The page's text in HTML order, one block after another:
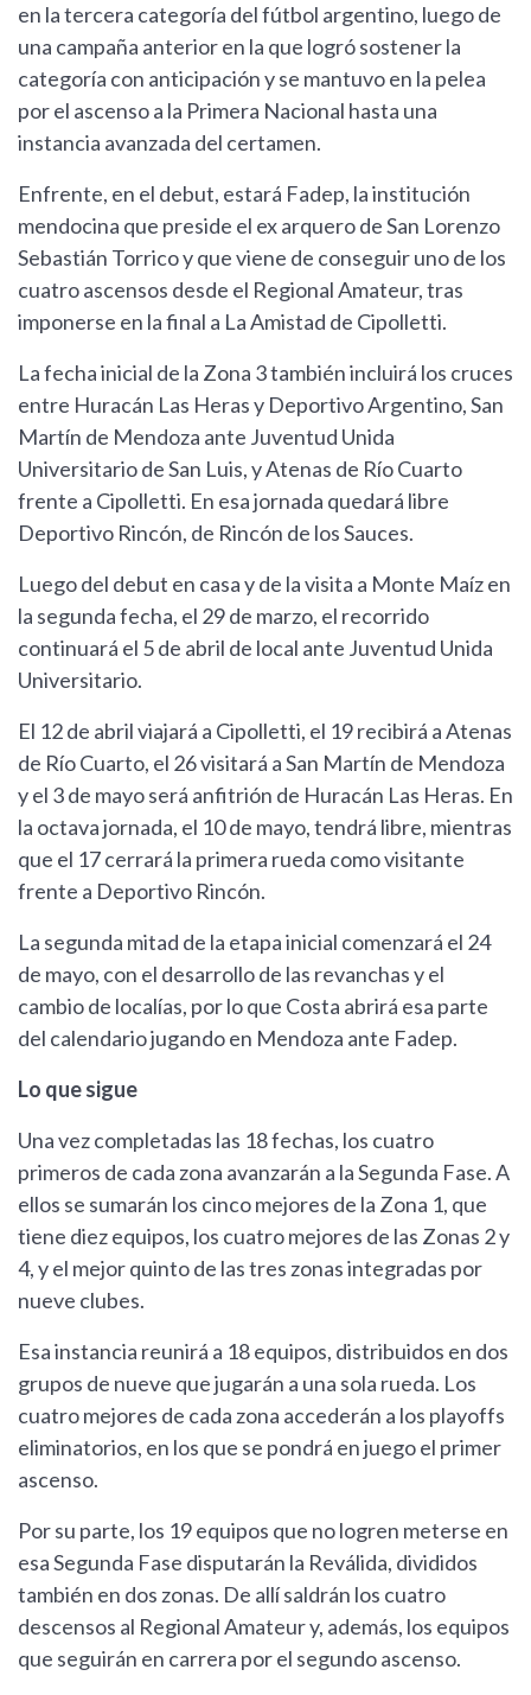
en la tercera categoría del fútbol argentino, luego de
una campaña anterior en la que logró sostener la
categoría con anticipación y se mantuvo en la pelea
por el ascenso a la Primera Nacional hasta una
instancia avanzada del certamen.
Enfrente, en el debut, estará Fadep, la institución
mendocina que preside el ex arquero de San Lorenzo
Sebastián Torrico y que viene de conseguir uno de los
cuatro ascensos desde el Regional Amateur, tras
imponerse en la final a La Amistad de Cipolletti.
La fecha inicial de la Zona 3 también incluirá los cruces
entre Huracán Las Heras y Deportivo Argentino, San
Martín de Mendoza ante Juventud Unida
Universitario de San Luis, y Atenas de Río Cuarto
frente a Cipolletti. En esa jornada quedará libre
Deportivo Rincón, de Rincón de los Sauces.
Luego del debut en casa y de la visita a Monte Maíz en
la segunda fecha, el 29 de marzo, el recorrido
continuará el 5 de abril de local ante Juventud Unida
Universitario.
El 12 de abril viajará a Cipolletti, el 19 recibirá a Atenas
de Río Cuarto, el 26 visitará a San Martín de Mendoza
y el 3 de mayo será anfitrión de Huracán Las Heras. En
la octava jornada, el 10 de mayo, tendrá libre, mientras
que el 17 cerrará la primera rueda como visitante
frente a Deportivo Rincón.
La segunda mitad de la etapa inicial comenzará el 24
de mayo, con el desarrollo de las revanchas y el
cambio de localías, por lo que Costa abrirá esa parte
del calendario jugando en Mendoza ante Fadep.
Lo que sigue
Una vez completadas las 18 fechas, los cuatro
primeros de cada zona avanzarán a la Segunda Fase. A
ellos se sumarán los cinco mejores de la Zona 1, que
tiene diez equipos, los cuatro mejores de las Zonas 2 y
4, y el mejor quinto de las tres zonas integradas por
nueve clubes.
Esa instancia reunirá a 18 equipos, distribuidos en dos
grupos de nueve que jugarán a una sola rueda. Los
cuatro mejores de cada zona accederán a los playoffs
eliminatorios, en los que se pondrá en juego el primer
ascenso.
Por su parte, los 19 equipos que no logren meterse en
esa Segunda Fase disputarán la Reválida, divididos
también en dos zonas. De allí saldrán los cuatro
descensos al Regional Amateur y, además, los equipos
que seguirán en carrera por el segundo ascenso.